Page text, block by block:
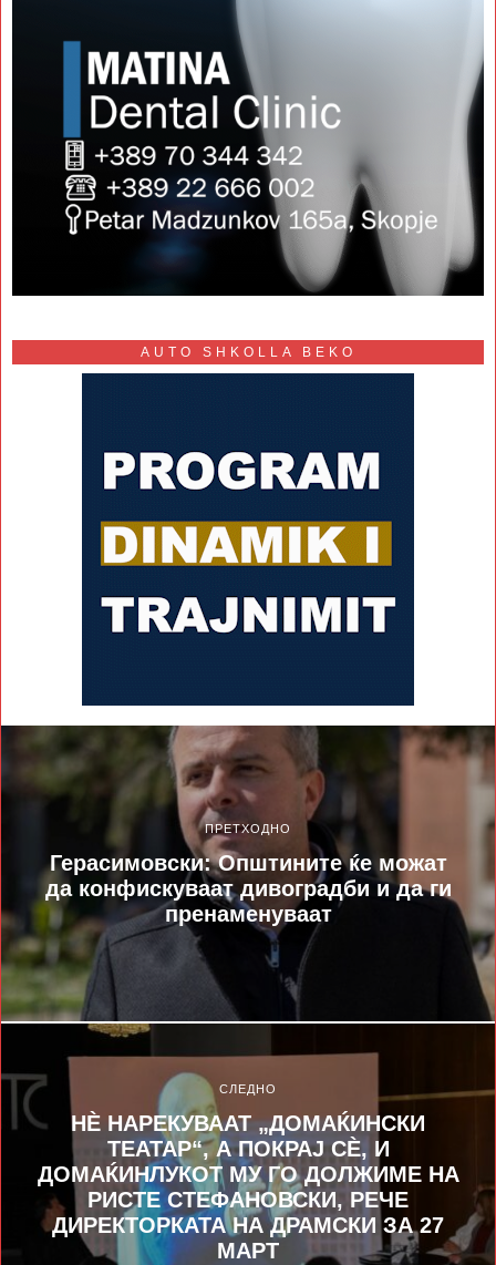
AUTO SHKOLLA BEKO
ПРЕТХОДНО
Герасимовски: Општините ќе можат
да конфискуваат дивоградби и да ги
пренаменуваат
СЛЕДНО
НЀ НАРЕКУВААТ „ДОМАЌИНСКИ
ТЕАТАР“, А ПОКРАЈ СЀ, И
ДОМАЌИНЛУКОТ МУ ГО ДОЛЖИМЕ НА
РИСТЕ СТЕФАНОВСКИ, РЕЧЕ
ДИРЕКТОРКАТА НА ДРАМСКИ ЗА 27
МАРТ